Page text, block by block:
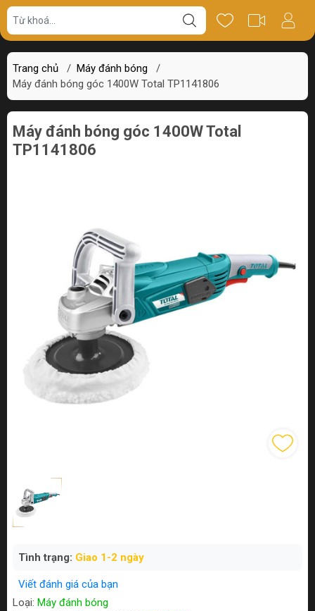
Trang chủ / Máy đánh bóng
/
Máy đánh bóng góc 1400W Total TP1141806
Giá bán Review
Máy đánh bóng góc 1400W Total
TP1141806
Tình trạng: Giao 1-2 ngày
Viết đánh giá của bạn
Loại: Máy đánh bóng